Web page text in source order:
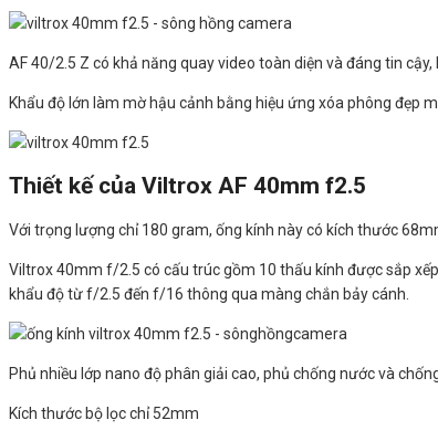
AF 40/2.5 Z có khả năng quay video toàn diện và đáng tin
Khẩu độ lớn làm mờ hậu cảnh bằng hiệu ứng xóa phông đẹp
Thiết kế của Viltrox AF 40mm f2.5
Với trọng lượng chỉ 180 gram, ống kính này có kích thước
Viltrox 40mm f/2.5 có cấu trúc gồm 10 thấu kính được sắp
khẩu độ từ f/2.5 đến f/16 thông qua màng chắn bảy cánh.
Phủ nhiều lớp nano độ phân giải cao, phủ chống nước và
Kích thước bộ lọc chỉ 52mm